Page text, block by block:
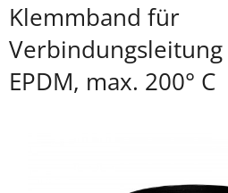
Klemmband für
EPDM, max. 200° C